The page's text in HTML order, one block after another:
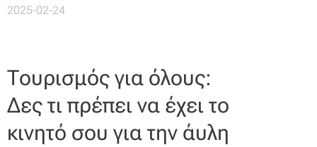
2025-02-24
Τουρισμός για όλους:
Δες τι πρέπει να έχει το
κινητό σου για την άυλη